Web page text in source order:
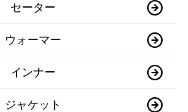
セーター
ウォーマー
インナー
ジャケット